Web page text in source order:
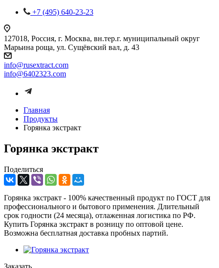
+7 (495) 640-23-23
127018, Россия, г. Москва, вн.тер.г. муниципальный округ
Марьина роща, ул. Сущёвский вал, д. 43
info@rusextract.com
info@6402323.com
Главная
Продукты
Горянка экстракт
Горянка экстракт
Поделиться
Горянка экстракт - 100% качественный продукт по ГОСТ для
профессионального и бытового применения. Длительный
срок годности (24 месяца), отлаженная логистика по РФ.
Купить Горянка экстракт в розницу по оптовой цене.
Возможна бесплатная доставка пробных партий.
Заказать